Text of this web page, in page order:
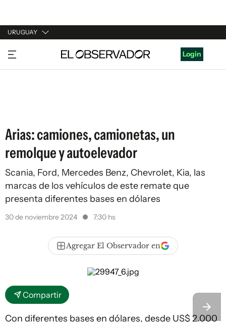
URUGUAY
URUGUAY
ARGENTINA
Login
Arias: camiones, camionetas, un
remolque y autoelevador
Scania, Ford, Mercedes Benz, Chevrolet, Kia, las
marcas de los vehículos de este remate que
presenta diferentes bases en dólares
30 de noviembre 2024 7:30 hs
Agregar El Observador en
Compartir
Con diferentes bases en dólares, desde US$ 2.000